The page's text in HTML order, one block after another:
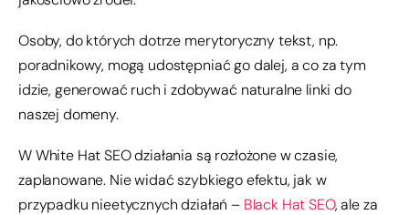
Osoby, do których dotrze merytoryczny tekst, np.
poradnikowy, mogą udostępniać go dalej, a co za tym
idzie, generować ruch i zdobywać naturalne linki do
naszej domeny.
W White Hat SEO działania są rozłożone w czasie,
zaplanowane. Nie widać szybkiego efektu, jak w
przypadku nieetycznych działań – Black Hat SEO, ale za